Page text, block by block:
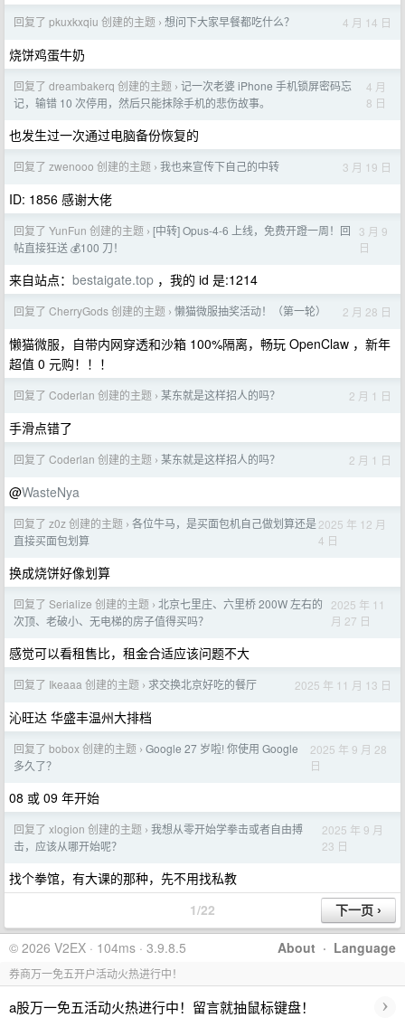
回复了 pkuxkxqiu 创建的主题 › 想问下大家早餐都吃什么？ 4 月 14 日
烧饼鸡蛋牛奶
回复了 dreambakerq 创建的主题 › 记一次老婆 iPhone 手机锁屏密码忘
记，输错 10 次停用，然后只能抹除手机的悲伤故事。
4 月
8 日
也发生过一次通过电脑备份恢复的
回复了 zwenooo 创建的主题 › 我也来宣传下自己的中转 3 月 19 日
ID: 1856 感谢大佬
回复了 YunFun 创建的主题 › [中转] Opus-4-6 上线，免费开蹬一周！回
帖直接狂送 💰100 刀！
3 月 9
日
来自站点： bestaigate.top ，我的 id 是:1214
回复了 CherryGods 创建的主题 › 懒猫微服抽奖活动！（第一轮） 2 月 28 日
懒猫微服，自带内网穿透和沙箱 100%隔离，畅玩 OpenClaw ，新年
超值 0 元购！！！
回复了 Coderlan 创建的主题 › 某东就是这样招人的吗？ 2 月 1 日
手滑点错了
回复了 Coderlan 创建的主题 › 某东就是这样招人的吗？ 2 月 1 日
@WasteNya
回复了 z0z 创建的主题 › 各位牛马，是买面包机自己做划算还是
直接买面包划算
2025 年 12 月
4 日
换成烧饼好像划算
回复了 Serialize 创建的主题 › 北京七里庄、六里桥 200W 左右的
次顶、老破小、无电梯的房子值得买吗？
2025 年 11
月 27 日
感觉可以看租售比，租金合适应该问题不大
回复了 Ikeaaa 创建的主题 › 求交换北京好吃的餐厅 2025 年 11 月 13 日
沁旺达 华盛丰温州大排档
回复了 bobox 创建的主题 › Google 27 岁啦! 你使用 Google
多久了？
2025 年 9 月 28
日
08 或 09 年开始
回复了 xlogion 创建的主题 › 我想从零开始学拳击或者自由搏
击，应该从哪开始呢？
2025 年 9 月
23 日
找个拳馆，有大课的那种，先不用找私教
1/22
About · Language
© 2026 V2EX · 104ms · 3.9.8.5
券商万一免五开户活动火热进行中！
a股万一免五活动火热进行中！留言就抽鼠标键盘！ ›